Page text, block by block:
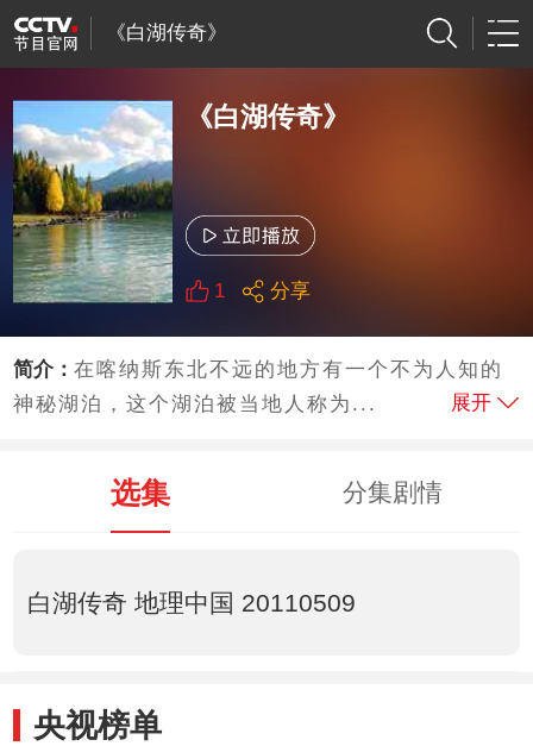
《白湖传奇》
《白湖传奇》
1 分享
简介：在喀纳斯东北不远的地方有一个不为人知的
神秘湖泊，这个湖泊被当地人称为...
展开
选集 分集剧情
白湖传奇 地理中国 20110509
央视榜单